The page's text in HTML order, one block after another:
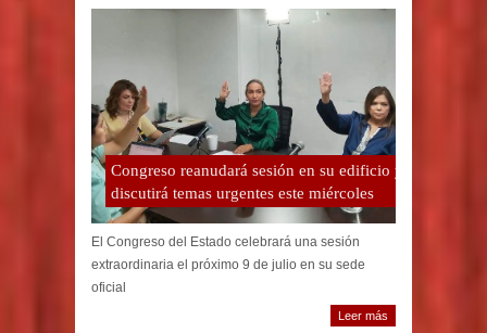
Congreso reanudará sesión en su edificio y
discutirá temas urgentes este miércoles
El Congreso del Estado celebrará una sesión
extraordinaria el próximo 9 de julio en su sede
oficial
Leer más